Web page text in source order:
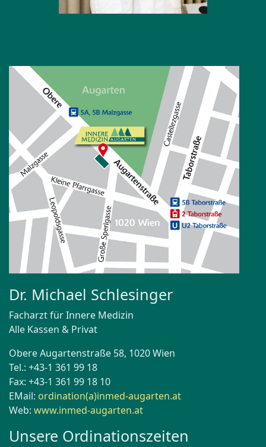
Dr. Michael Schlesinger
Facharzt für Innere Medizin
Alle Kassen & Privat
Obere Augartenstraße 58, 1020 Wien
Tel.: +43-1 361 99 18
Fax: +43-1 361 99 18 10
EMail: ordination(a)inmed-augarten.at
Web: www.inmed-augarten.at
Unsere Ordinationszeiten